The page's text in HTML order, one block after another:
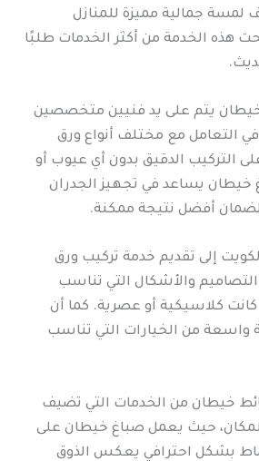
جمالية مميزة للمنازل
هذه الخدمة من أكثر الخدمات طلبًا
يتم على يد فنيين متخصصين
في التعامل مع مختلف أنواع ورق
التركيب الدقيق بدون أي عيوب أو
خيطان يساعد في تجهيز الجدران
أفضل نتيجة ممكنة.
إلى تقديم خدمة تركيب ورق
والأشكال التي تناسب
كانت كلاسيكية أو عصرية. كما أن
واسعة من الخيارات التي تناسب
خيطان من الخدمات التي تضيف
حيث يعمل صباغ خيطان على
بشكل احترافي يعكس الذوق